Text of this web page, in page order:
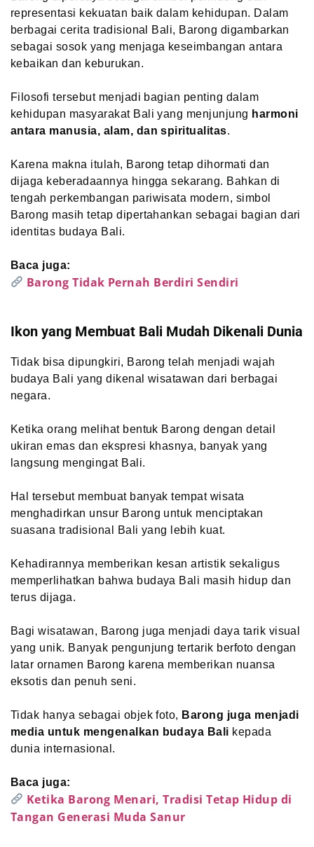
representasi kekuatan baik dalam kehidupan. Dalam
berbagai cerita tradisional Bali, Barong digambarkan
sebagai sosok yang menjaga keseimbangan antara
kebaikan dan keburukan.
Filosofi tersebut menjadi bagian penting dalam
kehidupan masyarakat Bali yang menjunjung harmoni
antara manusia, alam, dan spiritualitas.
Karena makna itulah, Barong tetap dihormati dan
dijaga keberadaannya hingga sekarang. Bahkan di
tengah perkembangan pariwisata modern, simbol
Barong masih tetap dipertahankan sebagai bagian dari
identitas budaya Bali.
Baca juga:
Barong Tidak Pernah Berdiri Sendiri
Ikon yang Membuat Bali Mudah Dikenali Dunia
Tidak bisa dipungkiri, Barong telah menjadi wajah
budaya Bali yang dikenal wisatawan dari berbagai
negara.
Ketika orang melihat bentuk Barong dengan detail
ukiran emas dan ekspresi khasnya, banyak yang
langsung mengingat Bali.
Hal tersebut membuat banyak tempat wisata
menghadirkan unsur Barong untuk menciptakan
suasana tradisional Bali yang lebih kuat.
Kehadirannya memberikan kesan artistik sekaligus
memperlihatkan bahwa budaya Bali masih hidup dan
terus dijaga.
Bagi wisatawan, Barong juga menjadi daya tarik visual
yang unik. Banyak pengunjung tertarik berfoto dengan
latar ornamen Barong karena memberikan nuansa
eksotis dan penuh seni.
Tidak hanya sebagai objek foto, Barong juga menjadi
media untuk mengenalkan budaya Bali kepada
dunia internasional.
Baca juga:
Ketika Barong Menari, Tradisi Tetap Hidup di
Tangan Generasi Muda Sanur